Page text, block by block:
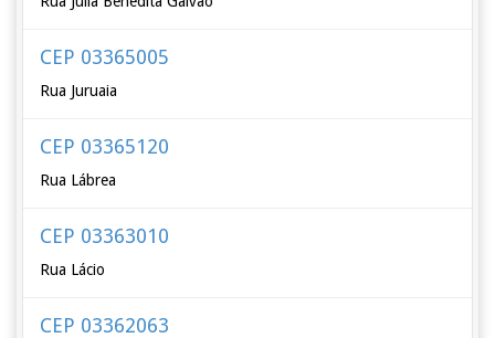
CEP 03365005
Rua Juruaia
CEP 03365120
Rua Lábrea
CEP 03363010
Rua Lácio
CEP 03362063